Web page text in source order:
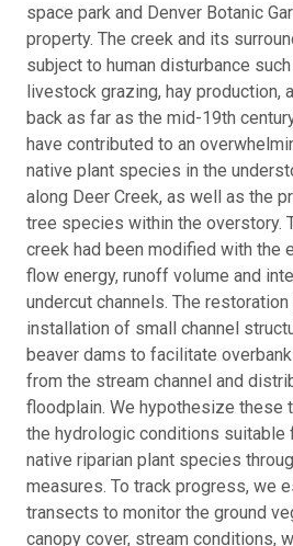
space park and Denver Botanic
property. The creek and its
subject to human disturbance
livestock grazing, hay production,
back as far as the mid-19th
have contributed to an
native plant species in the
along Deer Creek, as well as the
tree species within the overstory.
creek had been modified with the
flow energy, runoff volume and
undercut channels. The
installation of small channel
beaver dams to facilitate
from the stream channel and
floodplain. We hypothesize these
the hydrologic conditions suitable
native riparian plant species
measures. To track progress, we
transects to monitor the ground
canopy cover, stream conditions,